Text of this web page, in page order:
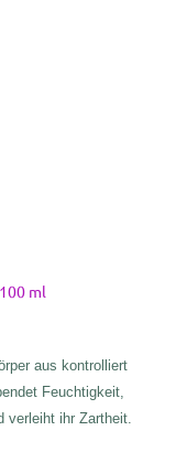
ml
aus kontrolliert
Feuchtigkeit,
verleiht ihr Zartheit.